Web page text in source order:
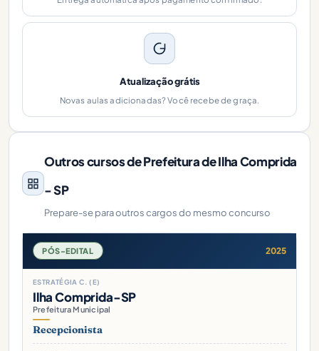
Atualização grátis
Novas aulas adicionadas? Você recebe de graça.
Outros cursos de Prefeitura de Ilha Comprida
- SP
Prepare-se para outros cargos do mesmo concurso
PÓS-EDITAL 2025
ESTRATÉGIA C. (E)
Ilha Comprida-SP
Prefeitura Municipal
Recepcionista